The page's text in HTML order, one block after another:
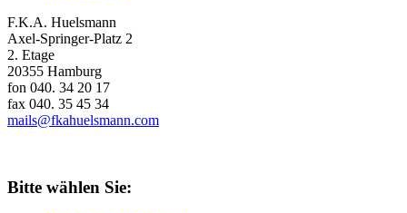
F.K.A. Huelsmann
Axel-Springer-Platz 2
2. Etage
20355 Hamburg
fon 040. 34 20 17
fax 040. 35 45 34
mails@fkahuelsmann.com
Bitte wählen Sie: